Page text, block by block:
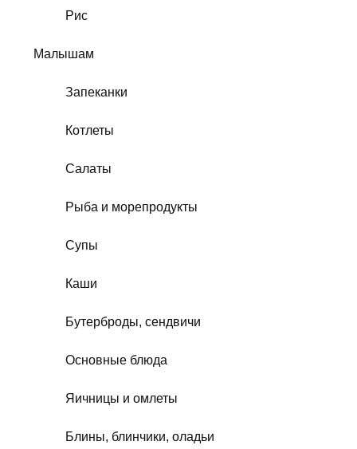
Рис
Малышам
Запеканки
Котлеты
Салаты
Рыба и морепродукты
Супы
Каши
Бутерброды, сендвичи
Основные блюда
Яичницы и омлеты
Блины, блинчики, оладьи